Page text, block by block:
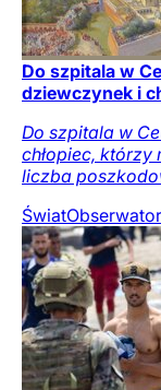
Do szpitala w
dziewczynek i
Do szpitala w
chłopiec, którzy
liczba
Świat